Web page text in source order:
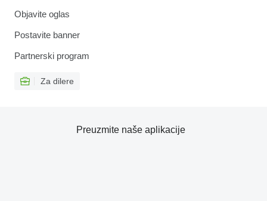
Objavite oglas
Postavite banner
Partnerski program
Za dilere
Preuzmite naše aplikacije